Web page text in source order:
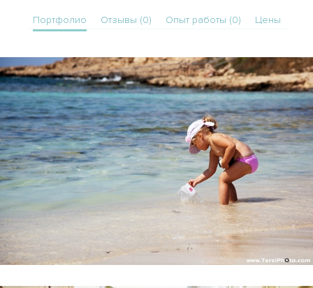
Портфолио Отзывы (0) Опыт работы (0) Цены